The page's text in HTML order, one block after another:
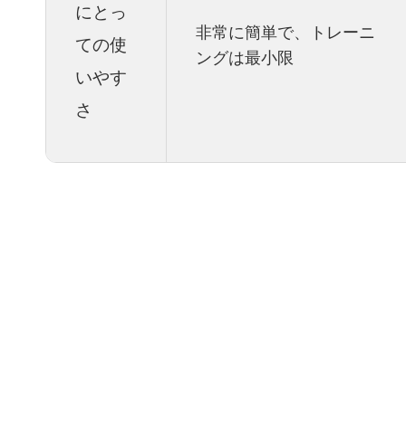
にとっ
ての使
いやす
さ
非常に簡単で、トレーニ
ングは最小限